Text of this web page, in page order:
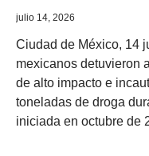
julio 14, 2026
Ciudad de México, 14
mexicanos detuvieron
de alto impacto e
toneladas de droga
iniciada en octubre de